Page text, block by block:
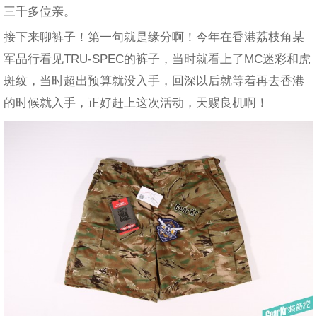
三千多位亲。
接下来聊裤子！第一句就是缘分啊！今年在香港荔枝角某
军品行看见TRU-SPEC的裤子，当时就看上了MC迷彩和虎
斑纹，当时超出预算就没入手，回深以后就等着再去香港
的时候就入手，正好赶上这次活动，天赐良机啊！